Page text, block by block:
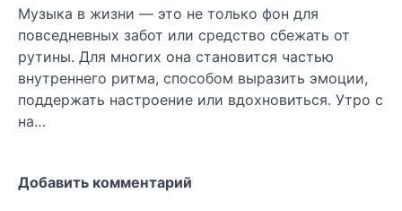
Музыка в жизни — это не только фон для
повседневных забот или средство сбежать от
рутины. Для многих она становится частью
внутреннего ритма, способом выразить эмоции,
поддержать настроение или вдохновиться. Утро с
на…
Добавить комментарий